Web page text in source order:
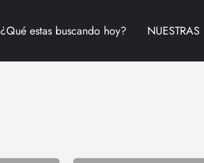
¿Qué estas buscando hoy? NUESTRAS